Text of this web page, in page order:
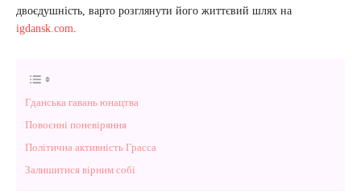
двоєдушність, варто розглянути його життєвий шлях на
igdansk.com
Гданська гавань юнацтва
Повоєнні поневіряння
Політична активність Грасса
Залишитися вірним собі